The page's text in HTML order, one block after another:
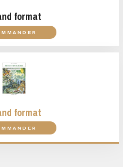
format
format